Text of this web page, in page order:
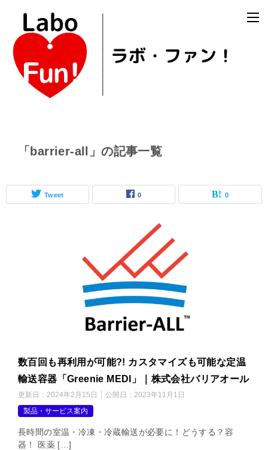
「barrier-all」の記事一覧
Tweet 0 0
数百回も再利用が可能?! カスタマイズも可能な定温
輸送容器「Greenie MEDI」｜株式会社バリアオール
更新日： 2024年2月15日 公開日： 2023年11月1日
製品・サービス案内
長時間の室温・冷凍・冷蔵輸送が必要に！どうする？容
器！ 医薬 […]